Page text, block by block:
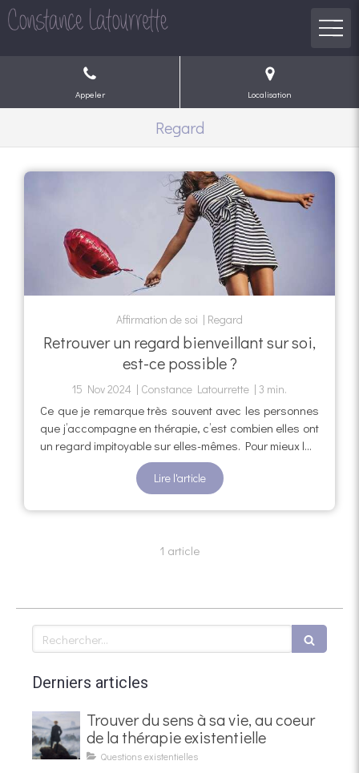
Appeler Localisation
Regard
Affirmation de soi Regard
Retrouver un regard bienveillant sur soi,
est-ce possible ?
15 Nov 2024 Constance Latourrette 3 min.
Ce que je remarque très souvent avec les personnes
que j’accompagne en thérapie, c’est combien elles ont
un regard impitoyable sur elles-mêmes. Pour mieux l...
Lire l'article
1 article
Rechercher
Derniers articles
Trouver du sens à sa vie, au coeur
de la thérapie existentielle
Questions existentielles